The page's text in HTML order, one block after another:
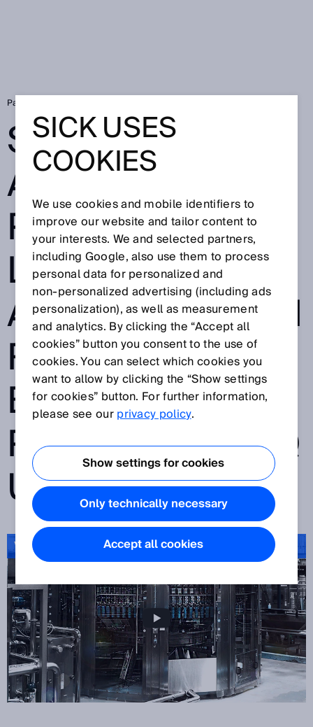
Page d'accueil
SOLUTIONS
ASEPTIQUES
POUR
L’INDUSTRIE
AGROALIMENTAI
RE, DES
BOISSONS ET
PHARMACEUTIQ
UE
Vidéo Solutions aseptiques
SICK USES
COOKIES
We use cookies and mobile identifiers to
improve our website and tailor content to
your interests. We and selected partners,
including Google, also use them to process
personal data for personalized and
non‑personalized advertising (including ads
personalization), as well as measurement
and analytics. By clicking the “Accept all
cookies” button you consent to the use of
cookies. You can select which cookies you
want to allow by clicking the “Show settings
for cookies” button. For further information,
please see ourprivacy policy.
Show settings for cookies
Only technically necessary
Accept all cookies